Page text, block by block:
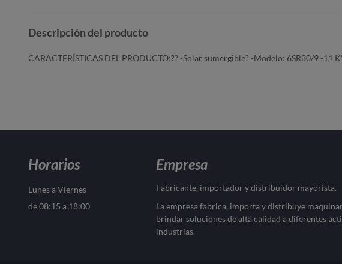
Descripción del producto
CARACTERÍSTICAS DEL PRODUCTO:?? -Solar sumergible? -Modelo: 6SR30/9 -11
Horarios
Lunes a Viernes
de 08:15 a 18:00
Empresa
Fabricante, importador y distribuidor mayorista.
La empresa fabrica, importa y distribuye
brindar soluciones de alta calidad a diferentes
industrias.